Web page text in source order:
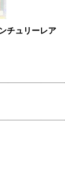
チュリーレア